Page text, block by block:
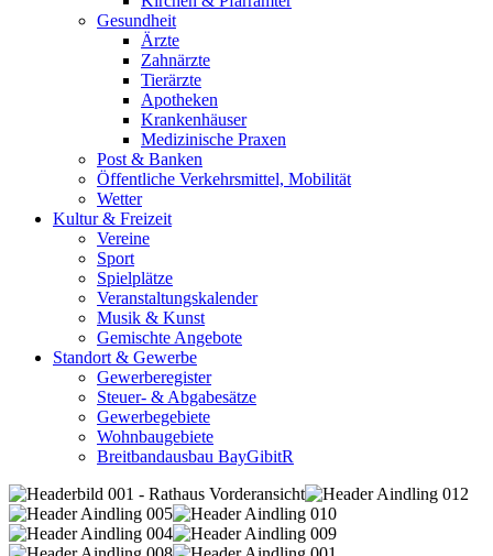
Gesundheit
Ärzte
Zahnärzte
Tierärzte
Apotheken
Krankenhäuser
Medizinische Praxen
Post & Banken
Öffentliche Verkehrsmittel, Mobilität
Wetter
Kultur & Freizeit
Vereine
Sport
Spielplätze
Veranstaltungskalender
Musik & Kunst
Gemischte Angebote
Standort & Gewerbe
Gewerberegister
Steuer- & Abgabesätze
Gewerbegebiete
Wohnbaugebiete
Breitbandausbau BayGibitR